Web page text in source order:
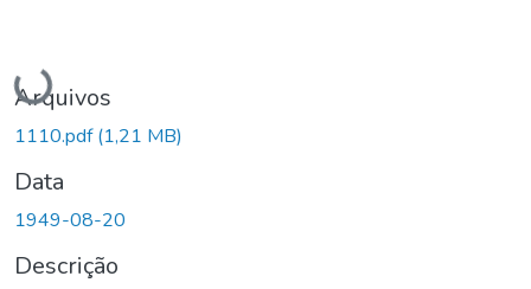
Carregando...
Arquivos
1110.pdf(1,21 MB)
Data
1949-08-20
Descrição